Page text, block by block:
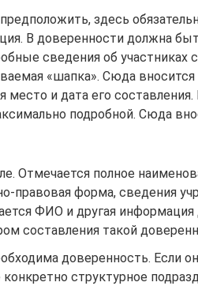
здесь
В доверенности должна
сведения об участниках
«шапка». Сюда вносится
место и дата его
подробной. Сюда
Отмечается полное
правовая форма, сведения
ФИО и другая информация
составления такой
доверенность. Если
структурное